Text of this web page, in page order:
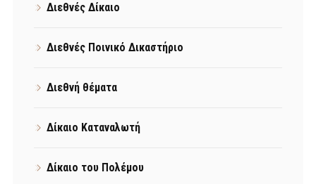
Διεθνές Δίκαιο
Διεθνές Ποινικό Δικαστήριο
Διεθνή θέματα
Δίκαιο Καταναλωτή
Δίκαιο του Πολέμου